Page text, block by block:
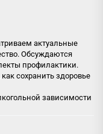
актуальные
Обсуждаются
профилактики.
сохранить здоровье
зависимости